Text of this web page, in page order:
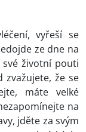
vyřeší se
ze dne na
své životní pouti
zvažujete, že se
máte velké
na
jděte za svým